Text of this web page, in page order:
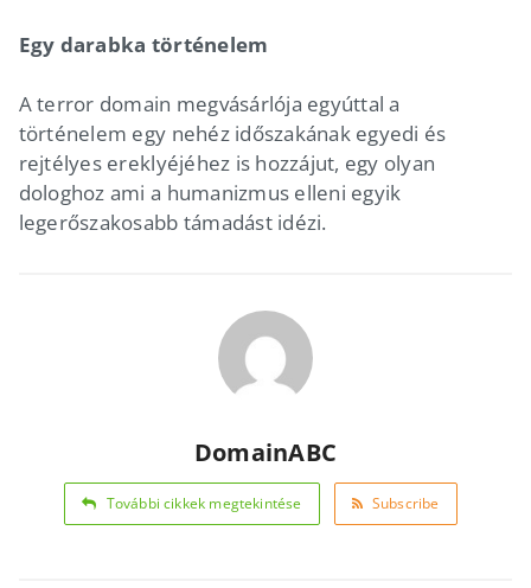
Egy darabka történelem
A terror domain megvásárlója egyúttal a
történelem egy nehéz időszakának egyedi és
rejtélyes ereklyéjéhez is hozzájut, egy olyan
dologhoz ami a humanizmus elleni egyik
legerőszakosabb támadást idézi.
DomainABC
További cikkek megtekintése Subscribe